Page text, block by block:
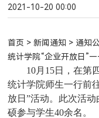
2021-10-20 00:00
首页 >新闻通知 > 通知
统计学院“企业开放日
10月15日，在第
统计学院师生一行前
放日”活动。此次活
硕参与学生40余名。